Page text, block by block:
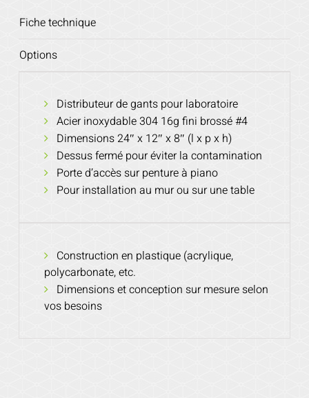
Fiche technique
Options
Distributeur de gants pour laboratoire
Acier inoxydable 304 16g fini brossé #4
Dimensions 24″ x 12″ x 8″ (l x p x h)
Dessus fermé pour éviter la contamination
Porte d’accès sur penture à piano
Pour installation au mur ou sur une table
Construction en plastique (acrylique,
polycarbonate, etc.
Dimensions et conception sur mesure selon
vos besoins